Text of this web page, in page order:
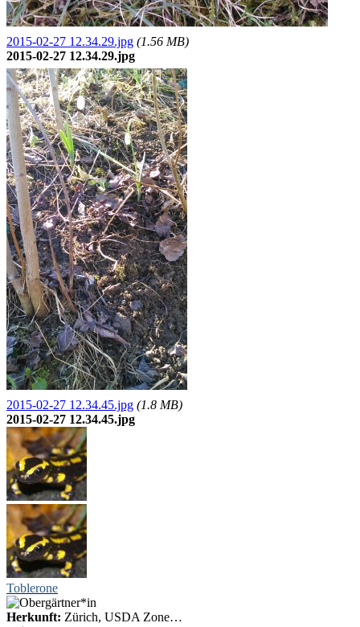
2015-02-27 12.34.29.jpg (1.56 MB)
2015-02-27 12.34.29.jpg
2015-02-27 12.34.45.jpg (1.8 MB)
2015-02-27 12.34.45.jpg
Toblerone
Herkunft: Zürich, USDA Zone…